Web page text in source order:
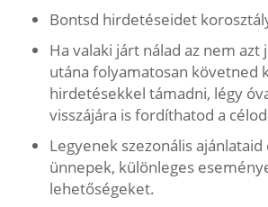
Bontsd hirdetéseidet
Ha valaki járt nálad az nem azt
utána folyamatosan követned
hirdetésekkel támadni, légy
visszájára is fordíthatod a
Legyenek szezonális ajánlataid
ünnepek, különleges
lehetőségeket.